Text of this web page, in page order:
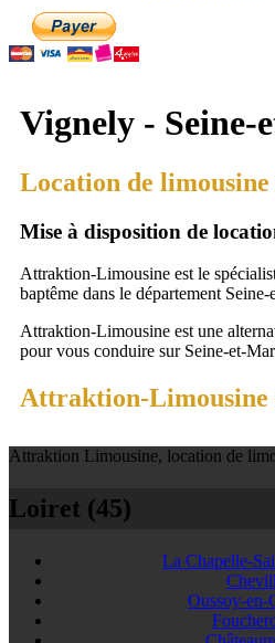
Vignely - Seine-
Location de
Mise à disposition de
Attraktion-Limousine est le
baptême dans le département
Attraktion-Limousine est une
pour vous conduire sur Seine-et-
Attraktion-Limousine
Attraktion Limousine, location de
Loiret (45)
La Chapelle-
Oussoy-en-